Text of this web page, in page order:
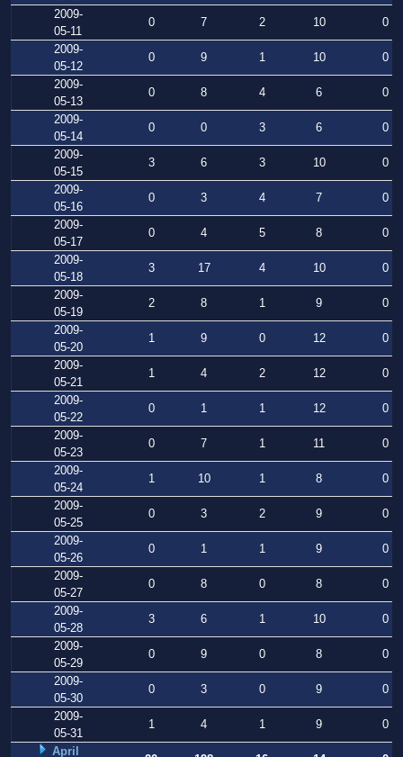
2009-
05-11
0 7 2 10
0
2009-
05-12
0 9 1 10
0
2009-
05-13
0 8 4 6
0
2009-
05-14
0 0 3 6
0
2009-
05-15
3 6 3 10
0
2009-
05-16
0 3 4 7
0
2009-
05-17
0 4 5 8
0
2009-
05-18
3 17 4 10
0
2009-
05-19
2 8 1 9
0
2009-
05-20
1 9 0 12
0
2009-
05-21
1 4 2 12
0
2009-
05-22
0 1 1 12
0
2009-
05-23
0 7 1 11
0
2009-
05-24
1 10 1 8
0
2009-
05-25
0 3 2 9
0
2009-
05-26
0 1 1 9
0
2009-
05-27
0 8 0 8
0
2009-
05-28
3 6 1 10
0
2009-
05-29
0 9 0 8
0
2009-
05-30
0 3 0 9
0
2009-
05-31
1 4 1 9
0
April